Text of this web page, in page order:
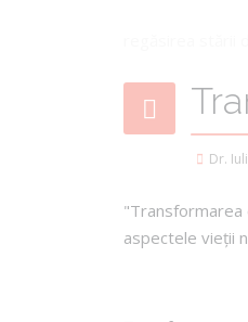
Dr.
"Transformarea
aspectele vieții